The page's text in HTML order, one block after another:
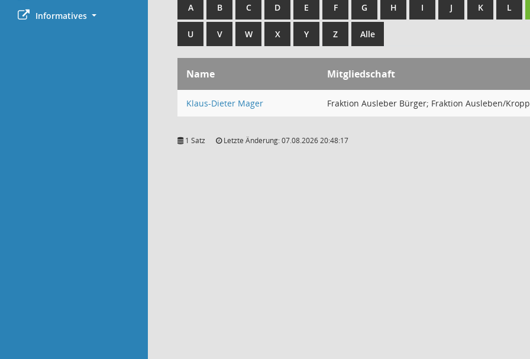
Informatives
A B C D E F G H I J K L
U V W X Y Z Alle
Name Mitgliedschaft
Klaus-Dieter Mager Fraktion Ausleber Bürger; Fraktion Ausleben/
1 Satz Letzte Änderung: 07.08.2026 20:48:17